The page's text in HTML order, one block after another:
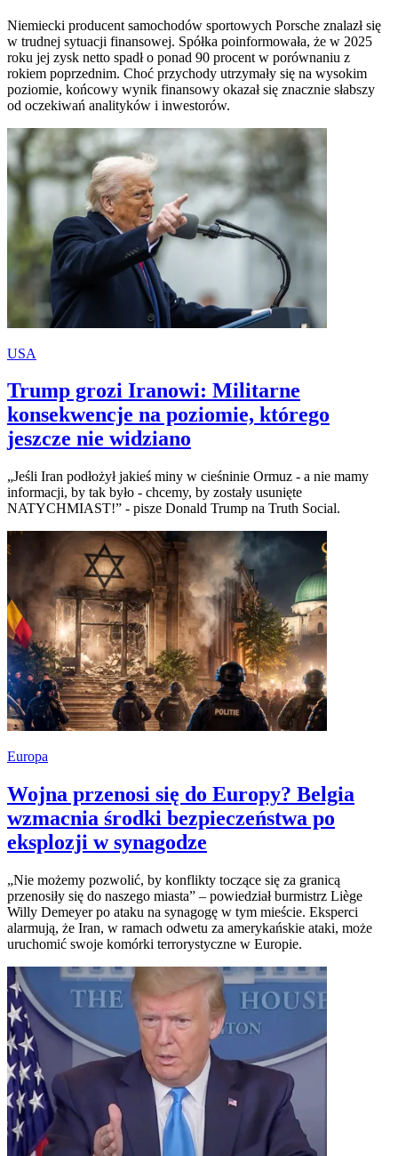
Niemiecki producent samochodów sportowych Porsche znalazł się
w trudnej sytuacji finansowej. Spółka poinformowała, że w 2025
roku jej zysk netto spadł o ponad 90 procent w porównaniu z
rokiem poprzednim. Choć przychody utrzymały się na wysokim
poziomie, końcowy wynik finansowy okazał się znacznie słabszy
od oczekiwań analityków i inwestorów.
USA
Trump grozi Iranowi: Militarne
konsekwencje na poziomie, którego
jeszcze nie widziano
„Jeśli Iran podłożył jakieś miny w cieśninie Ormuz - a nie mamy
informacji, by tak było - chcemy, by zostały usunięte
NATYCHMIAST!” - pisze Donald Trump na Truth Social.
Europa
Wojna przenosi się do Europy? Belgia
wzmacnia środki bezpieczeństwa po
eksplozji w synagodze
„Nie możemy pozwolić, by konflikty toczące się za granicą
przenosiły się do naszego miasta” – powiedział burmistrz Liège
Willy Demeyer po ataku na synagogę w tym mieście. Eksperci
alarmują, że Iran, w ramach odwetu za amerykańskie ataki, może
uruchomić swoje komórki terrorystyczne w Europie.